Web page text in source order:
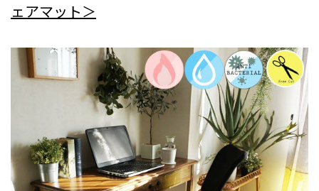
ェアマット＞